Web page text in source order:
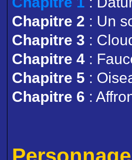
Chapitre 2 : Un
Chapitre 3 :
Chapitre 4 :
Chapitre 5 :
Chapitre 6 :